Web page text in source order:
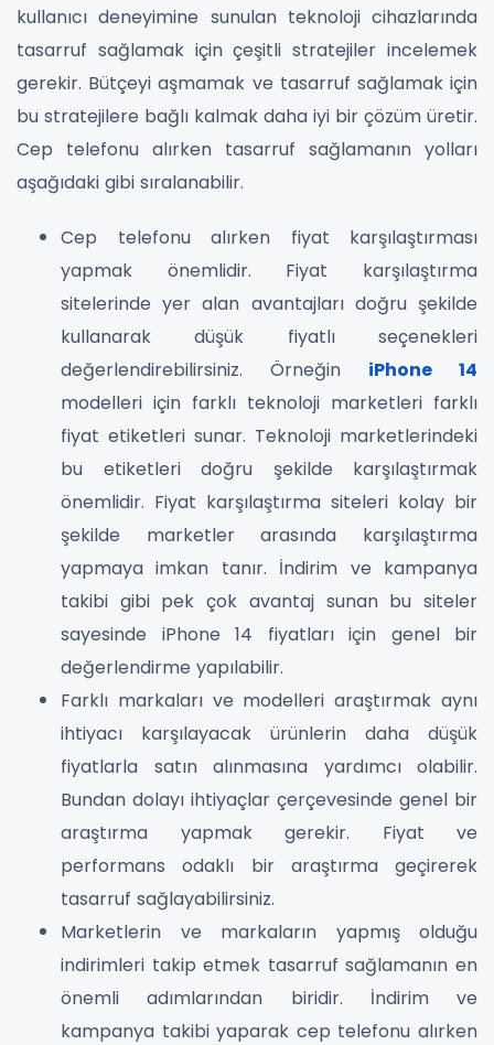
kullanıcı deneyimine sunulan teknoloji cihazlarında
tasarruf sağlamak için çeşitli stratejiler incelemek
gerekir. Bütçeyi aşmamak ve tasarruf sağlamak için
bu stratejilere bağlı kalmak daha iyi bir çözüm üretir.
Cep telefonu alırken tasarruf sağlamanın yolları
aşağıdaki gibi sıralanabilir.
Cep telefonu alırken fiyat karşılaştırması
yapmak önemlidir. Fiyat karşılaştırma
sitelerinde yer alan avantajları doğru şekilde
kullanarak düşük fiyatlı seçenekleri
değerlendirebilirsiniz. Örneğin iPhone 14
modelleri için farklı teknoloji marketleri farklı
fiyat etiketleri sunar. Teknoloji marketlerindeki
bu etiketleri doğru şekilde karşılaştırmak
önemlidir. Fiyat karşılaştırma siteleri kolay bir
şekilde marketler arasında karşılaştırma
yapmaya imkan tanır. İndirim ve kampanya
takibi gibi pek çok avantaj sunan bu siteler
sayesinde iPhone 14 fiyatları için genel bir
değerlendirme yapılabilir.
Farklı markaları ve modelleri araştırmak aynı
ihtiyacı karşılayacak ürünlerin daha düşük
fiyatlarla satın alınmasına yardımcı olabilir.
Bundan dolayı ihtiyaçlar çerçevesinde genel bir
araştırma yapmak gerekir. Fiyat ve
performans odaklı bir araştırma geçirerek
tasarruf sağlayabilirsiniz.
Marketlerin ve markaların yapmış olduğu
indirimleri takip etmek tasarruf sağlamanın en
önemli adımlarından biridir. İndirim ve
kampanya takibi yaparak cep telefonu alırken